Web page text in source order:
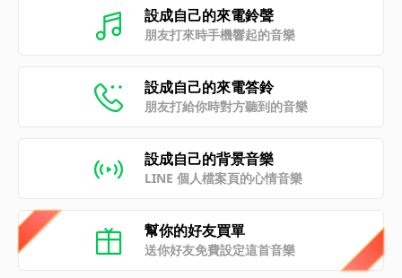
設成自己的來電鈴聲
朋友打來時手機響起的音樂
設成自己的來電答鈴
朋友打給你時對方聽到的音樂
設成自己的背景音樂
LINE 個人檔案頁的心情音樂
幫你的好友買單
送你好友免費設定這首音樂